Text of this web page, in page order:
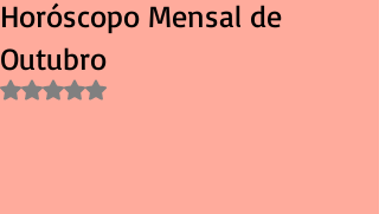
Horóscopo Mensal de
Outubro
Avaliado com NaN de 5 estrelas.